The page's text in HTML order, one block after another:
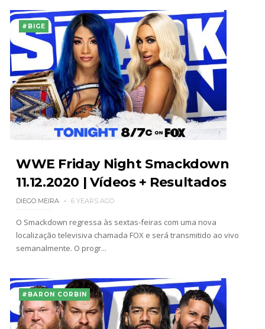
#BIGE
WWE Friday Night Smackdown
11.12.2020 | Vídeos + Resultados
DIEGO MEIRA 6 YEARS AGO
O Smackdown regressa às sextas-feiras com uma nova
localização televisiva chamada FOX e será transmitido ao vivo
semanalmente. O progr...
#BARON CORBIN